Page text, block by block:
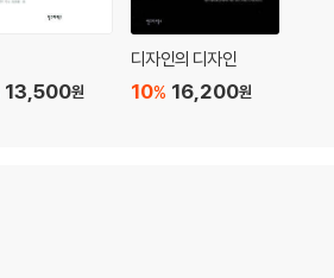
13,500원
디자인의 디자인
16,200원
10%